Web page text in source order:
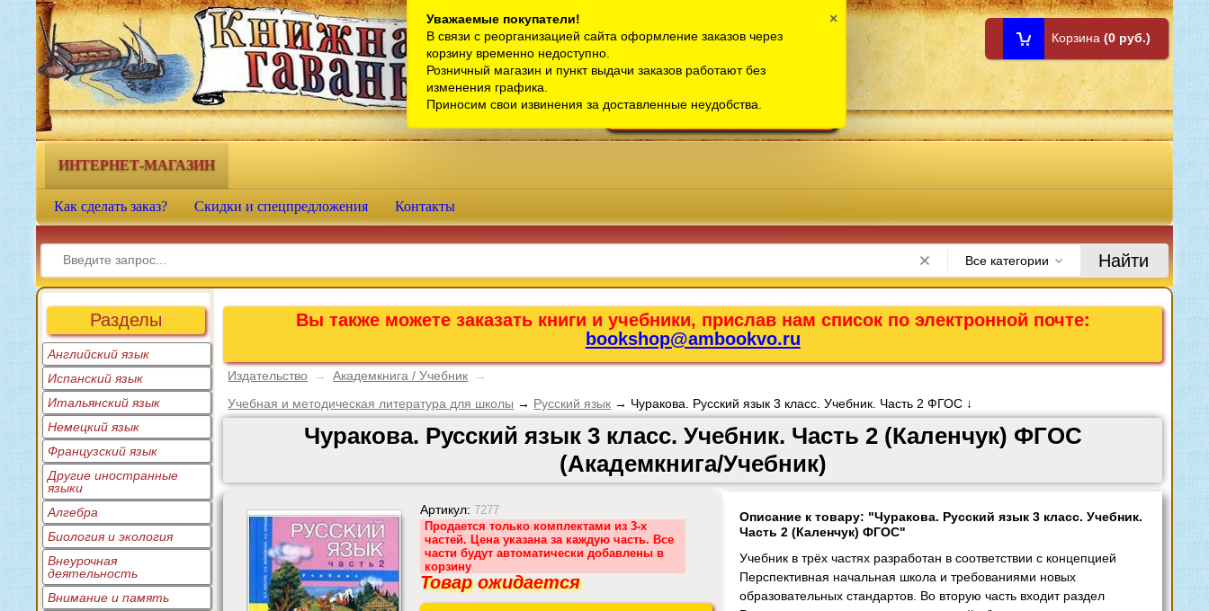
Телефон интернет-магазина:
Телефон розничного магазина:
bookshop@ambookvo.ru
Работаем ежедневно с 10:00 до 21:00
Корзина (0 руб.)
Книжная гавань - интернет-
магазин учебной литературы
ИНТЕРНЕТ-МАГАЗИН
Как сделать заказ? Скидки и спецпредложения Контакты
Все категории Найти
Разделы
Английский язык
Испанский язык
Итальянский язык
Немецкий язык
Французский язык
Другие иностранные
языки
Алгебра
Биология и экология
Внеурочная
деятельность
Внимание и память
Вы также можете заказать книги и учебники, прислав нам список по электронной почте:
bookshop@ambookvo.ru
Издательство → Академкнига / Учебник
→
Учебная и методическая литература для школы → Русский язык → Чуракова. Русский язык 3 класс. Учебник. Часть 2 ФГОС ↓
Чуракова. Русский язык 3 класс. Учебник. Часть 2 (Каленчук) ФГОС
(Академкнига/Учебник)
Артикул: 7277
Продается только комплектами из 3-х
частей. Цена указана за каждую часть. Все
части будут автоматически добавлены в
корзину
Товар ожидается
Описание к товару: "Чуракова. Русский язык 3 класс. Учебник.
Часть 2 (Каленчук) ФГОС"
Учебник в трёх частях разработан в соответствии с концепцией
Перспективная начальная школа и требованиями новых
образовательных стандартов. Во вторую часть входит раздел
Уважаемые покупатели!
В связи с реорганизацией сайта оформление заказов через
корзину временно недоступно.
Розничный магазин и пункт выдачи заказов работают без
изменения графика.
Приносим свои извинения за доставленные неудобства.
×